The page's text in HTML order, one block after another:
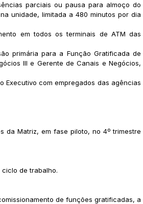
parciais ou pausa para almoço do
unidade, limitada a 480 minutos por dia
em todos os terminais de ATM das
primária para a Função Gratificada de
III e Gerente de Canais e Negócios,
Executivo com empregados das agências
da Matriz, em fase piloto, no 4º trimestre
de trabalho.
de funções gratificadas, a